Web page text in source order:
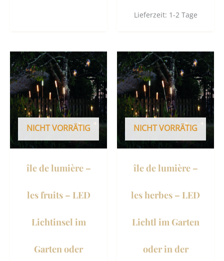
Lieferzeit: 1-2 Tage
NICHT VORRÄTIG
île de lumière –
les fruits – LED
Lichtinsel im
Garten oder
NICHT VORRÄTIG
île de lumière –
les herbes – LED
Lichtl im Garten
oder in der